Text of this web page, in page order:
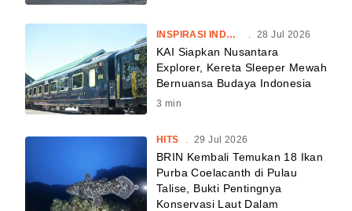
INSPIRASI INDONESIA . 28 Jul 2026
KAI Siapkan Nusantara
Explorer, Kereta Sleeper Mewah
Bernuansa Budaya Indonesia
3 min
HITS . 29 Jul 2026
BRIN Kembali Temukan 18 Ikan
Purba Coelacanth di Pulau
Talise, Bukti Pentingnya
Konservasi Laut Dalam